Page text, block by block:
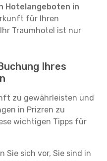
Hotelangeboten in
für Ihren
Traumhotel ist nur
Ihres
zu gewährleisten und
in Prizren zu
wichtigen Tipps für
Sie sich vor, Sie sind in